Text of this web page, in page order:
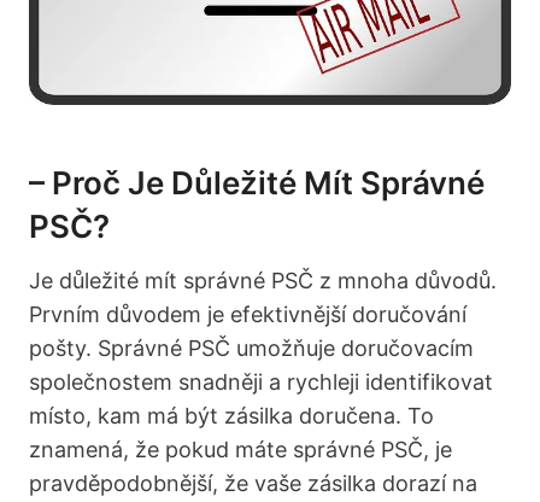
– Proč Je⁤ Důležité⁣ Mít⁢ Správné
PSČ?
Je důležité‍ mít správné PSČ ⁣z mnoha důvodů.
Prvním důvodem‍ je efektivnější doručování
pošty.⁢ Správné PSČ⁤ umožňuje⁢ doručovacím
společnostem snadněji a rychleji identifikovat
místo, kam má být ⁢zásilka⁣ doručena. To
znamená, že pokud máte ⁤správné PSČ, je⁢
pravděpodobnější, že vaše zásilka dorazí na ​